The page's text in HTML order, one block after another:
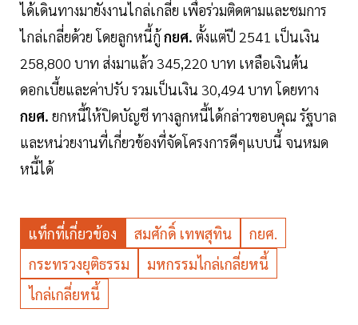
ได้เดินทางมายังงานไกล่เกลี่ย เพื่อร่วมติดตามและชมการ
ไกล่เกลี่ยด้วย โดยลูกหนี้กู้กยศ. ตั้งแต่ปี 2541 เป็นเงิน
258,800 บาท ส่งมาแล้ว 345,220 บาท เหลือเงินต้น
ดอกเบี้ยและค่าปรับ รวมเป็นเงิน 30,494 บาท โดยทาง
กยศ. ยกหนี้ให้ปิดบัญชี ทางลูกหนี้ได้กล่าวขอบคุณ รัฐบาล
และหน่วยงานที่เกี่ยวข้องที่จัดโครงการดีๆแบบนี้ จนหมด
หนี้ได้
แท็กที่เกี่ยวข้อง สมศักดิ์ เทพสุทิน
กยศ.
กระทรวงยุติธรรม
มหกรรมไกล่เกลี่ยหนี้
ไกล่เกลี่ยหนี้